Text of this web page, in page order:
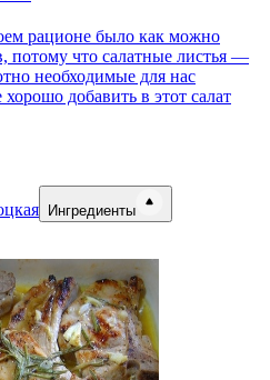
рационе было как можно
потому что салатные листья —
необходимые для нас
добавить в этот салат
Ингредиенты